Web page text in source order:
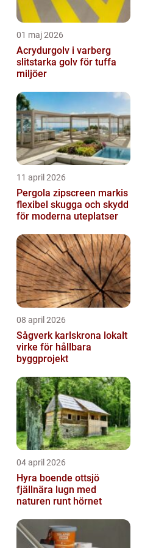
01 maj 2026
Acrydurgolv i varberg
slitstarka golv för tuffa
miljöer
11 april 2026
Pergola zipscreen markis
flexibel skugga och skydd
för moderna uteplatser
08 april 2026
Sågverk karlskrona lokalt
virke för hållbara
byggprojekt
04 april 2026
Hyra boende ottsjö
fjällnära lugn med
naturen runt hörnet